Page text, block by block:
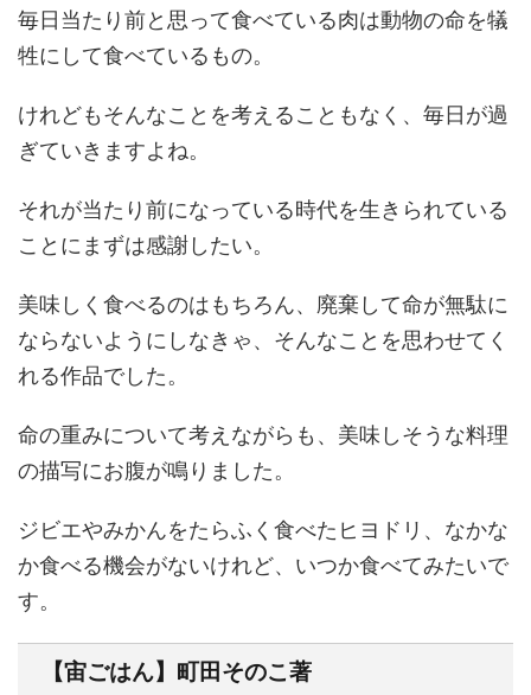
毎日当たり前と思って食べている肉は動物の命を犠
牲にして食べているもの。
けれどもそんなことを考えることもなく、毎日が過
ぎていきますよね。
それが当たり前になっている時代を生きられている
ことにまずは感謝したい。
美味しく食べるのはもちろん、廃棄して命が無駄に
ならないようにしなきゃ、そんなことを思わせてく
れる作品でした。
命の重みについて考えながらも、美味しそうな料理
の描写にお腹が鳴りました。
ジビエやみかんをたらふく食べたヒヨドリ、なかな
か食べる機会がないけれど、いつか食べてみたいで
す。
【宙ごはん】町田そのこ著